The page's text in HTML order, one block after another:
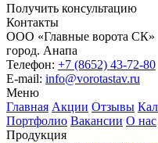
Получить консультацию
Контакты
ООО «Главные ворота СК»
город. Анапа
Телефон: +7 (8652) 43-72-80
E-mail: info@vorotastav.ru
Меню
Главная Акции Отзывы
Портфолио Вакансии О нас
Продукция